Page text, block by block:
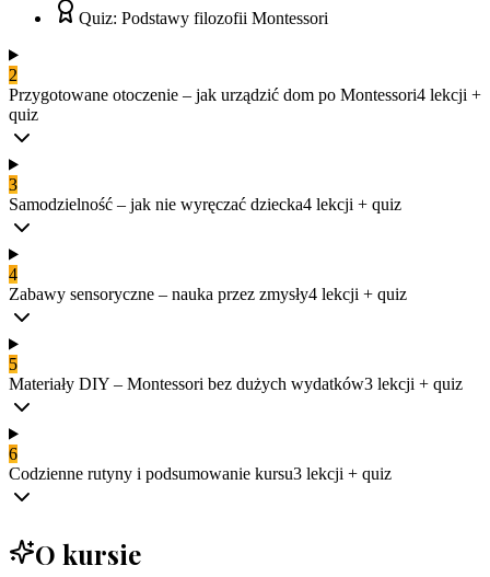
Quiz: Podstawy filozofii Montessori
2
Przygotowane otoczenie – jak urządzić dom po Montessori4 lekcji +
quiz
3
Samodzielność – jak nie wyręczać dziecka4 lekcji + quiz
4
Zabawy sensoryczne – nauka przez zmysły4 lekcji + quiz
5
Materiały DIY – Montessori bez dużych wydatków3 lekcji + quiz
6
Codzienne rutyny i podsumowanie kursu3 lekcji + quiz
O kursie